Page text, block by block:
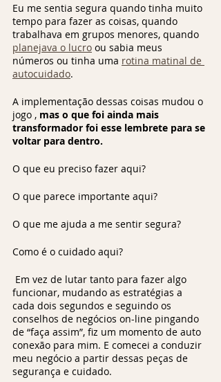
Eu me sentia segura quando tinha muito
tempo para fazer as coisas, quando
trabalhava em grupos menores, quando
planejava o lucro ou sabia meus
números ou tinha uma rotina matinal de
autocuidado.
A implementação dessas coisas mudou o
jogo , mas o que foi ainda mais
transformador foi esse lembrete para se
voltar para dentro.
O que eu preciso fazer aqui?
O que parece importante aqui?
O que me ajuda a me sentir segura?
Como é o cuidado aqui?
funcionar, mudando as estratégias a
cada dois segundos e seguindo os
conselhos de negócios on-line pingando
de “faça assim”, fiz um momento de auto
conexão para mim. E comecei a conduzir
meu negócio a partir dessas peças de
segurança e cuidado.